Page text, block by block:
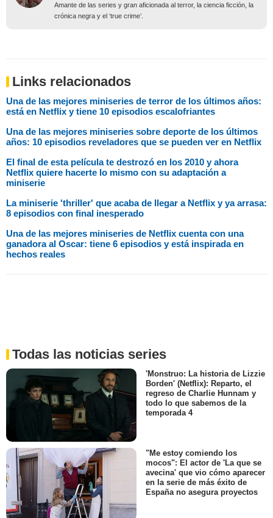
Amante de las series y gran aficionada al terror, la ciencia ficción, la
crónica negra y el ‘true crime’.
Links relacionados
Una de las mejores miniseries de terror de los últimos años:
está en Netflix y tiene 10 episodios escalofriantes
Una de las mejores miniseries sobre deporte de los últimos
años: 10 episodios reveladores que se pueden ver en Netflix
El final de esta película te destrozó en los 2010 y ahora
Netflix quiere hacerte lo mismo con su adaptación a
miniserie
La miniserie 'thriller' que acaba de llegar a Netflix y ya arrasa:
8 episodios con final inesperado
Una de las mejores miniseries de Netflix cuenta con una
ganadora al Oscar: tiene 6 episodios y está inspirada en
hechos reales
Todas las noticias series
'Monstruo: La historia de Lizzie
Borden' (Netflix): Reparto, el
regreso de Charlie Hunnam y
todo lo que sabemos de la
temporada 4
"Me estoy comiendo los
mocos": El actor de 'La que se
avecina' que vio cómo aparecer
en la serie de más éxito de
España no asegura proyectos